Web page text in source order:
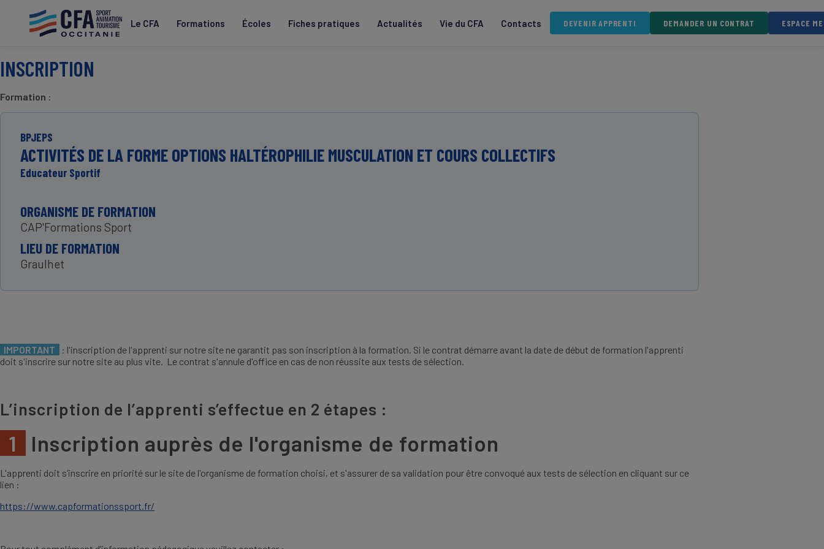
contenu
Le CFA Formations Écoles Fiches pratiques Actualités Vie du CFA Contacts DEVENIR APPRENTI DEMANDER UN CONTRAT ESPACE
INSCRIPTION
Formation :
BPJEPS
ACTIVITÉS DE LA FORME OPTIONS HALTÉROPHILIE MUSCULATION ET COURS COLLECTIFS
Educateur Sportif
ORGANISME DE FORMATION
CAP'Formations Sport
LIEU DE FORMATION
Graulhet
IMPORTANT
: l'inscription de l'apprenti sur notre site ne garantit pas son inscription à la formation. Si le contrat démarre avant la date de début de formation l'apprenti
doit s'inscrire sur notre site au plus vite. Le contrat s'annule d'office en cas de non réussite aux tests de sélection.
L’inscription de l’apprenti s’effectue en 2 étapes :
1 Inscription auprès de l'organisme de formation
L'apprenti doit s’inscrire en priorité sur le site de l'organisme de formation choisi, et s'assurer de sa validation pour être convoqué aux tests de sélection en cliquant sur ce
lien :
https://www.capformationssport.fr/